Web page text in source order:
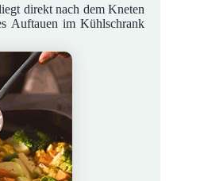
direkt nach dem Kneten
Auftauen im Kühlschrank